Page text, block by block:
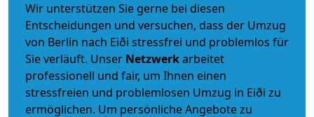
Wir unterstützen Sie gerne bei diesen
Entscheidungen und versuchen, dass der Umzug
von Berlin nach Eiði stressfrei und problemlos für
Sie verläuft. Unser Netzwerkarbeitet
professionell und fair, um Ihnen einen
stressfreien und problemlosen Umzug in Eiði zu
ermöglichen. Um persönliche Angebote zu